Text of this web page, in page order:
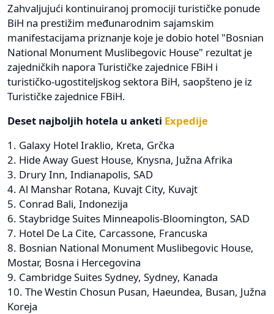
Zahvaljujući kontinuiranoj promociji turističke ponude
BiH na prestižim međunarodnim sajamskim
manifestacijama priznanje koje je dobio hotel "Bosnian
National Monument Muslibegovic House" rezultat je
zajedničkih napora Turističke zajednice FBiH i
turističko-ugostiteljskog sektora BiH, saopšteno je iz
Turističke zajednice FBiH.
Deset najboljih hotela u anketi Expedije
1. Galaxy Hotel Iraklio, Kreta, Grčka
2. Hide Away Guest House, Knysna, Južna Afrika
3. Drury Inn, Indianapolis, SAD
4. Al Manshar Rotana, Kuvajt City, Kuvajt
5. Conrad Bali, Indonezija
6. Staybridge Suites Minneapolis-Bloomington, SAD
7. Hotel De La Cite, Carcassone, Francuska
8. Bosnian National Monument Muslibegovic House,
Mostar, Bosna i Hercegovina
9. Cambridge Suites Sydney, Sydney, Kanada
10. The Westin Chosun Pusan, Haeundea, Busan, Južna
Koreja